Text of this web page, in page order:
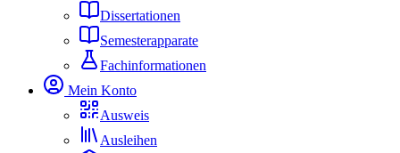
Dissertationen
Semesterapparate
Fachinformationen
Mein Konto
Ausweis
Ausleihen